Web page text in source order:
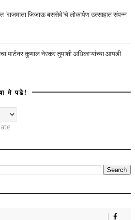
‘राजमाता जिजाऊ बससेवे’चे लोकार्पण उत्साहात संपन्न
पार्टनर कुणाल नेरकर तुपाशी अधिकाऱ्यांच्या आयडी
मे पढे!